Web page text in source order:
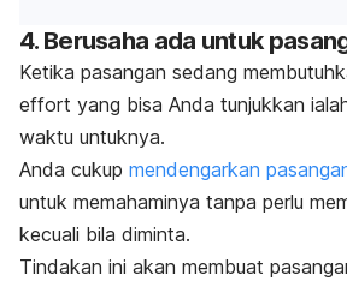
4. Berusaha ada untuk
Ketika pasangan sedang
effort yang bisa Anda tunjukkan
waktu untuknya.
Anda cukup mendengarkan
untuk memahaminya tanpa perlu
kecuali bila diminta.
Tindakan ini akan membuat